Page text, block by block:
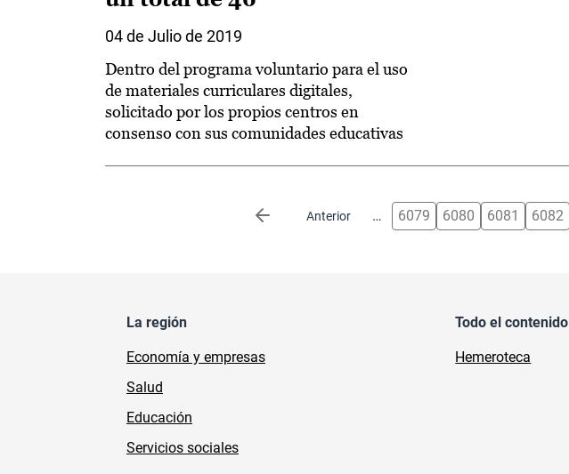
04 de Julio de 2019
Dentro del programa voluntario para el uso
de materiales curriculares digitales,
solicitado por los propios centros en
consenso con sus comunidades educativas
Anterior
Página anterior … 6079 6080 6081 6082
La región
Economía y empresas
Salud
Educación
Servicios sociales
Todo el contenido
Hemeroteca